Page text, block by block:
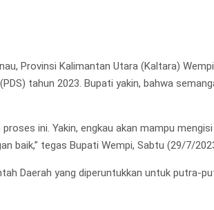
Provinsi Kalimantan Utara (Kaltara)
tahun 2023. Bupati yakin, bahwa
ini. Yakin, engkau akan mampu
baik,” tegas Bupati Wempi, Sabtu (29/7/
Daerah yang diperuntukkan untuk putra-